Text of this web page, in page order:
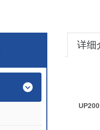
详细